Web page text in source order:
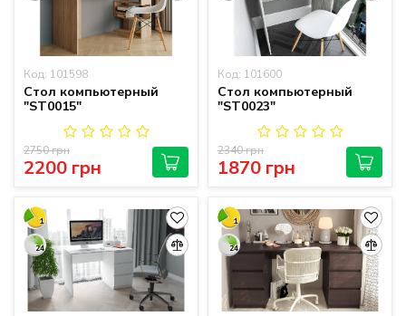
Код: 101598
Стол компьютерный
"ST0015"
2200 грн
2750 грн
Код: 101600
Стол компьютерный
"ST0023"
1870 грн
2340 грн
1
24
1
24